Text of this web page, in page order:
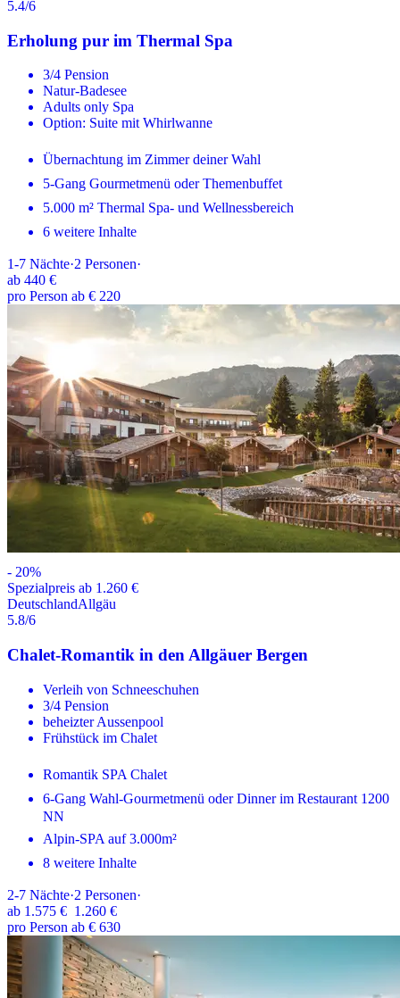
5.4/6
Erholung pur im Thermal Spa
3/4 Pension
Natur-Badesee
Adults only Spa
Option: Suite mit Whirlwanne
Übernachtung im Zimmer deiner Wahl
5-Gang Gourmetmenü oder Themenbuffet
5.000 m² Thermal Spa- und Wellnessbereich
6 weitere Inhalte
1-7 Nächte·2 Personen·
ab 440 €
pro Person ab € 220
- 20%
Spezialpreis ab 1.260 €
DeutschlandAllgäu
5.8/6
Chalet-Romantik in den Allgäuer Bergen
Verleih von Schneeschuhen
3/4 Pension
beheizter Aussenpool
Frühstück im Chalet
Romantik SPA Chalet
6-Gang Wahl-Gourmetmenü oder Dinner im Restaurant 1200
NN
Alpin-SPA auf 3.000m²
8 weitere Inhalte
2-7 Nächte·2 Personen·
ab 1.575 € 1.260 €
pro Person ab € 630